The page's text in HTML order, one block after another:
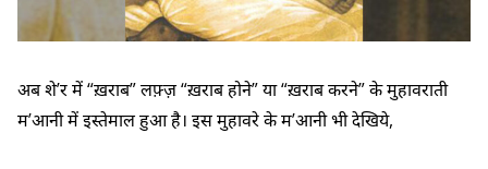
अब शे’र में “ख़राब” लफ़्ज़ “ख़राब होने” या “ख़राब करने” के मुहावराती
म’आनी में इस्तेमाल हुआ है। इस मुहावरे के म’आनी भी देखिये,